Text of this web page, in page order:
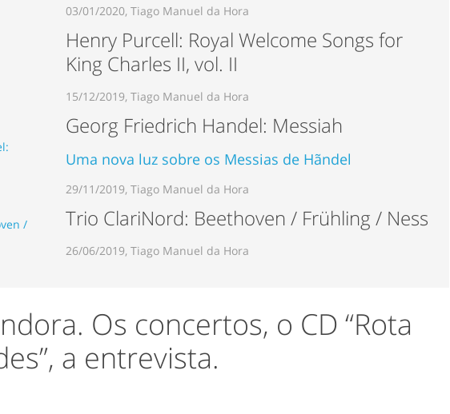
03/01/2020, Tiago Manuel da Hora
Henry Purcell: Royal Welcome Songs for
King Charles II, vol. II
15/12/2019, Tiago Manuel da Hora
Georg Friedrich Handel: Messiah
Uma nova luz sobre os Messias de Hãndel
29/11/2019, Tiago Manuel da Hora
Trio ClariNord: Beethoven / Frühling / Ness
26/06/2019, Tiago Manuel da Hora
Os concertos, o CD “Rota
a entrevista.